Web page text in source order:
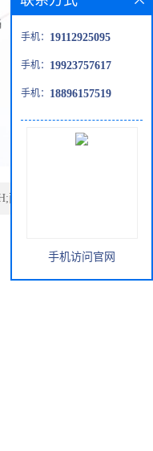
丙烯酸酯-聚乙
手机： 19112925095
手机： 19923757617
手机： 18896157519
手机访问官网